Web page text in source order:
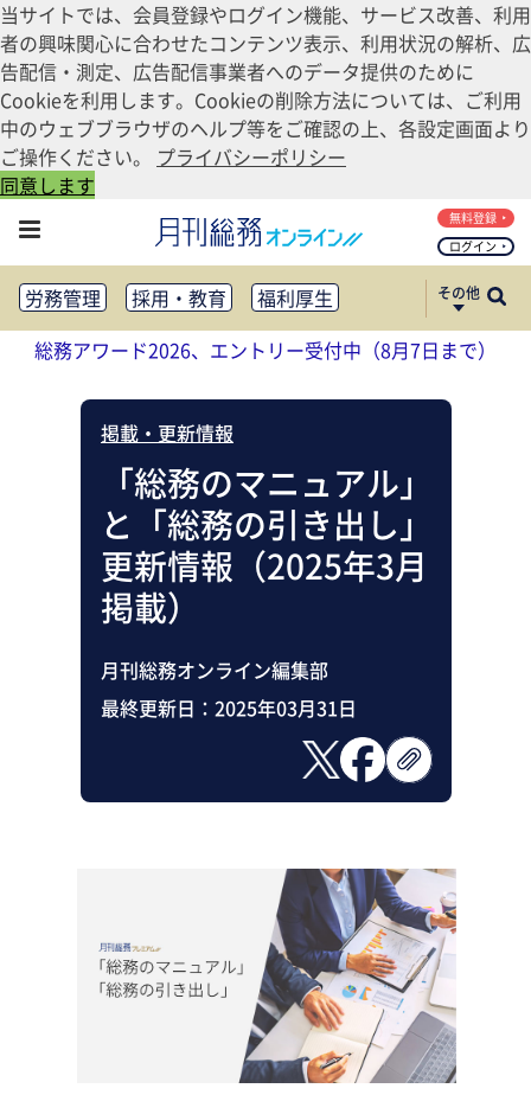
当サイトでは、会員登録やログイン機能、サービス改善、利用
者の興味関心に合わせたコンテンツ表示、利用状況の解析、広
告配信・測定、広告配信事業者へのデータ提供のために
Cookieを利用します。Cookieの削除方法については、ご利用
中のウェブブラウザのヘルプ等をご確認の上、各設定画面より
ご操作ください。 プライバシーポリシー
同意します
ログイン
無料登録
労務管理 採用・教育
福利厚生
健康経営
働き方改革
法務・コンプライアンス
リスクマネジメント・BCP
社外・社内広報
社外・社内コミュニケーション活性化
FM・オフィス移転
CSR・SDGs
テクノロジー活用・DX
助成金・補助金・コスト削減
アウトソーシング・BPO
調査・レポート
その他
総務アワード2026、エントリー受付中（8月7日まで）
掲載・更新情報
「総務のマニュアル」
と「総務の引き出し」
更新情報（2025年3月
掲載）
月刊総務オンライン編集部
最終更新日： 2025年03月31日